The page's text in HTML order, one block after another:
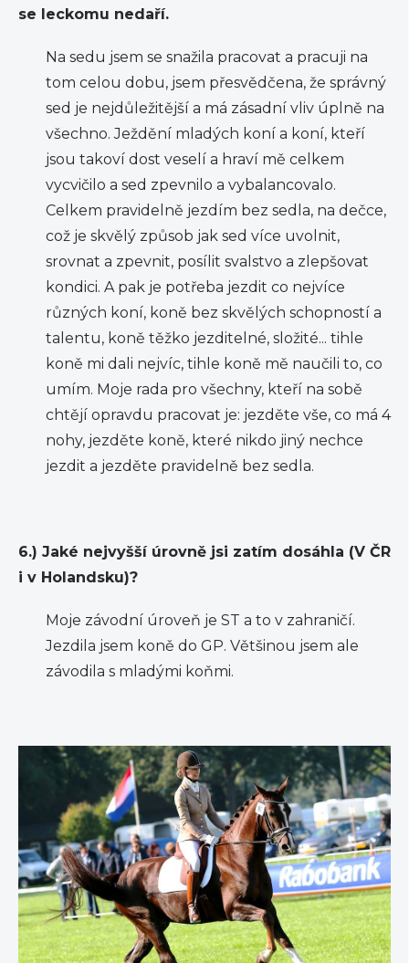
se leckomu nedaří.
Na sedu jsem se snažila pracovat a pracuji na
tom celou dobu, jsem přesvědčena, že správný
sed je nejdůležitější a má zásadní vliv úplně na
všechno. Ježdění mladých koní a koní, kteří
jsou takoví dost veselí a hraví mě celkem
vycvičilo a sed zpevnilo a vybalancovalo.
Celkem pravidelně jezdím bez sedla, na dečce,
což je skvělý způsob jak sed více uvolnit,
srovnat a zpevnit, posílit svalstvo a zlepšovat
kondici. A pak je potřeba jezdit co nejvíce
různých koní, koně bez skvělých schopností a
talentu, koně těžko jezditelné, složité... tihle
koně mi dali nejvíc, tihle koně mě naučili to, co
umím. Moje rada pro všechny, kteří na sobě
chtějí opravdu pracovat je: jezděte vše, co má 4
nohy, jezděte koně, které nikdo jiný nechce
jezdit a jezděte pravidelně bez sedla.
6.) Jaké nejvyšší úrovně jsi zatím dosáhla (V ČR
i v Holandsku)?
Moje závodní úroveň je ST a to v zahraničí.
Jezdila jsem koně do GP. Většinou jsem ale
závodila s mladými koňmi.